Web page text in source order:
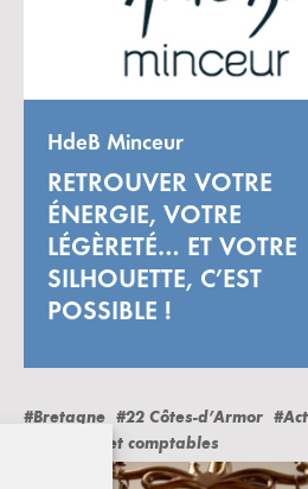
HdeB Minceur
RETROUVER VOTRE
ÉNERGIE, VOTRE
LÉGÈRETÉ… ET VOTRE
SILHOUETTE, C’EST
POSSIBLE !
#Bretagne #22 Côtes-d’Armor
juridiques et comptables